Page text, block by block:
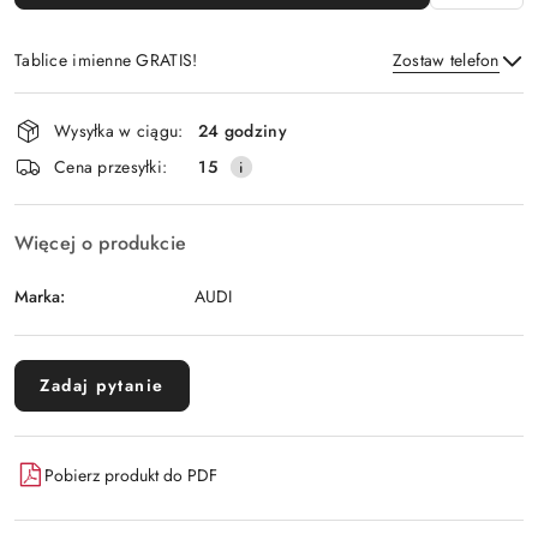
Tablice imienne GRATIS! Zostaw telefon
Wyślij
Dostępność
i
dostawa
Wysyłka w ciągu:
24 godziny
Cena przesyłki:
15
Więcej o produkcie
Marka: AUDI
Zadaj pytanie
Pobierz produkt do PDF